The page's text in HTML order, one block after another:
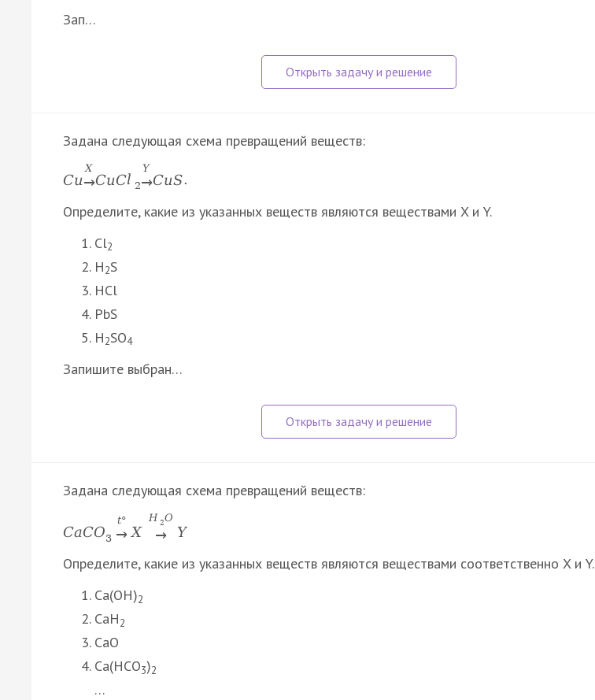
Зап…
Задана следующая схема превращений веществ:
Cu
X
→CuCl 2
Y
→CuS.
Определите, какие из указанных веществ являются веществами X и Y.
Cl2
H2S
HCl
PbS
H2SO4
Запишите выбран…
Задана следующая схема превращений веществ:
CaCO3
t°
→ X
H 2O
→ Y
Определите, какие из указанных веществ являются веществами соответственно X и Y.
Ca(OH)2
CaH2
CaO
Ca(HCO3)2
…